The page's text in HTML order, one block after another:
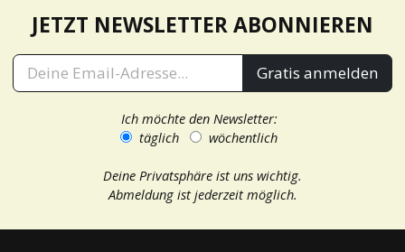
JETZT NEWSLETTER ABONNIEREN
Gratis anmelden
Ich möchte den Newsletter:
täglich
wöchentlich
Deine Privatsphäre ist uns wichtig.
Abmeldung ist jederzeit möglich.